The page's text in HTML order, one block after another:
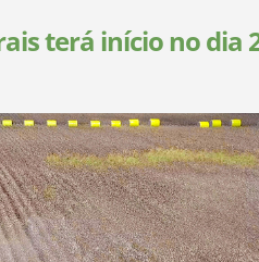
terá início no dia